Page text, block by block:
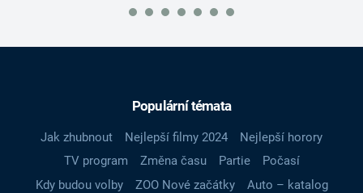
Populární témata
Jak zhubnout Nejlepší filmy 2024
Nejlepší horory
TV program
Změna času Partie
Počasí
Kdy budou volby
ZOO Nové začátky
Auto – katalog